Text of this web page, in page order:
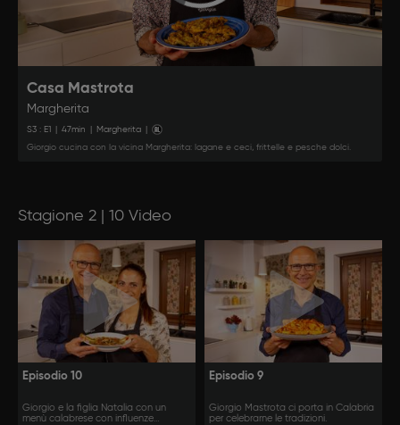
Casa Mastrota
Margherita
S3 : E1 47min Margherita
Giorgio cucina con la vicina Margherita: lagane e ceci, frittelle e pesche dolci.
Stagione 2 | 10 Video
Episodio 10
Giorgio e la figlia Natalia con un
menù calabrese con influenze
Episodio 9
Giorgio Mastrota ci porta in Calabria
per celebrarne le tradizioni.